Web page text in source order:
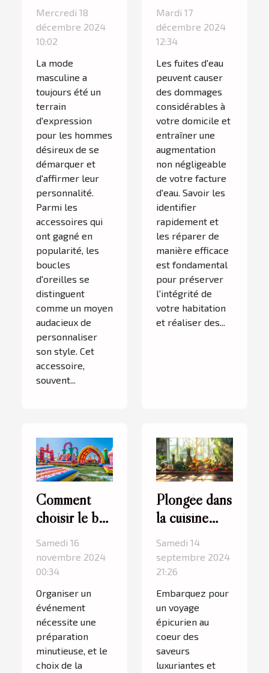
d'oreilles sur
l'image
personnelle
des hommes
Mercredi 18
décembre 2024
10:02
La mode
masculine a
toujours été un
terrain
d'expression
pour les hommes
désireux de se
démarquer et
d'affirmer leur
personnalité.
Parmi les
accessoires qui
ont gagné en
popularité, les
boucles
d'oreilles se
distinguent
comme un moyen
audacieux de
personnaliser
son style. Cet
accessoire,
souvent...
identifier et
réparer les
fuites d'eau
efficacement
Mardi 17
décembre 2024
12:34
Les fuites d'eau
peuvent causer
des dommages
considérables à
votre domicile et
entraîner une
augmentation
non négligeable
de votre facture
d'eau. Savoir les
identifier
rapidement et
les réparer de
manière efficace
est fondamental
pour préserver
l'intégrité de
votre habitation
et réaliser des...
Comment
choisir le bon
type de
structure
gonflable
pour votre
événement ?
Samedi 16
novembre 2024
00:34
Organiser un
événement
nécessite une
préparation
minutieuse, et le
choix de la
Plongée dans
la cuisine
tropicale :
une odyssée
culinaire
unique
Samedi 14
septembre 2024
21:26
Embarquez pour
un voyage
épicurien au
coeur des
saveurs
luxuriantes et